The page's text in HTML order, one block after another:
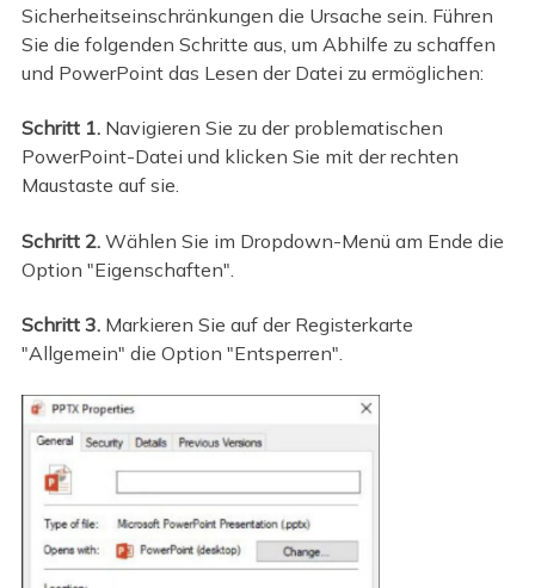
Sicherheitseinschränkungen die Ursache sein. Führen
Sie die folgenden Schritte aus, um Abhilfe zu schaffen
und PowerPoint das Lesen der Datei zu ermöglichen:
Schritt 1. Navigieren Sie zu der problematischen
PowerPoint-Datei und klicken Sie mit der rechten
Maustaste auf sie.
Schritt 2.Wählen Sie im Dropdown-Menü am Ende die
Option "Eigenschaften".
Schritt 3.Markieren Sie auf der Registerkarte
"Allgemein" die Option "Entsperren".